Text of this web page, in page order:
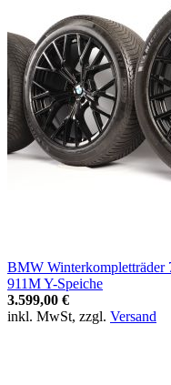
BMW
911M Y-Speiche
3.599,00 €
inkl. MwSt, zzgl. Versand